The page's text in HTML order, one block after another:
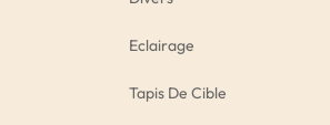
Eclairage
Tapis De Cible